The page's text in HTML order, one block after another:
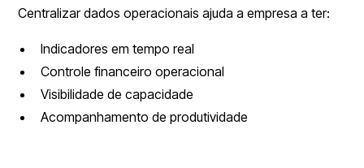
Centralizar dados operacionais ajuda a empresa a ter:
Indicadores em tempo real
Controle financeiro operacional
Visibilidade de capacidade
Acompanhamento de produtividade